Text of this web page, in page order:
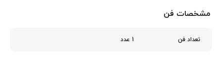
مشخصات فن
تعداد فن 1 عدد